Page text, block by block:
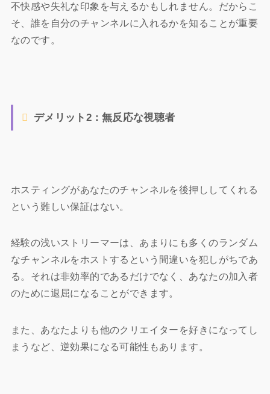
不快感や失礼な印象を与えるかもしれません。だからこ
そ、誰を自分のチャンネルに入れるかを知ることが重要
なのです。
デメリット2：無反応な視聴者
ホスティングがあなたのチャンネルを後押ししてくれる
という難しい保証はない。
経験の浅いストリーマーは、あまりにも多くのランダム
なチャンネルをホストするという間違いを犯しがちであ
る。それは非効率的であるだけでなく、あなたの加入者
のために退屈になることができます。
また、あなたよりも他のクリエイターを好きになってし
まうなど、逆効果になる可能性もあります。